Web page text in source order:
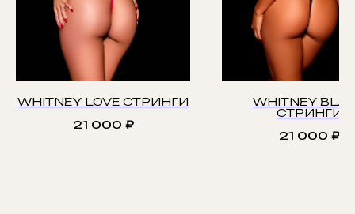
WHITNEY LOVE СТРИНГИ
21 000 ₽
WHITNEY
СТРИНГИ
21 000 ₽